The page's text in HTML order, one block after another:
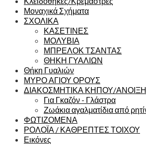
Μοναχικά Σχήματα
ΣΧΟΛΙΚΑ
ΚΑΣΕΤΙΝΕΣ
ΜΟΛΥΒΙΑ
ΜΠΡΕΛΟΚ ΤΣΑΝΤΑΣ
ΘΗΚΗ ΓΥΑΛΙΩΝ
Θήκη Γυαλιών
ΜΥΡΟ ΑΓΙΟΥ ΟΡΟΥΣ
ΔΙΑΚΟΣΜΗΤΙΚΑ ΚΗΠΟΥ/ΑΝΟΙΞΗ
Για Γκαζόν - Γλάστρα
Ζωάκια αγαλματίδια από
ΦΩΤΙΖΟΜΕΝΑ
ΡΟΛΟΪΑ / ΚΑΘΡΕΠΤΕΣ ΤΟΙΧΟΥ
Εικόνες